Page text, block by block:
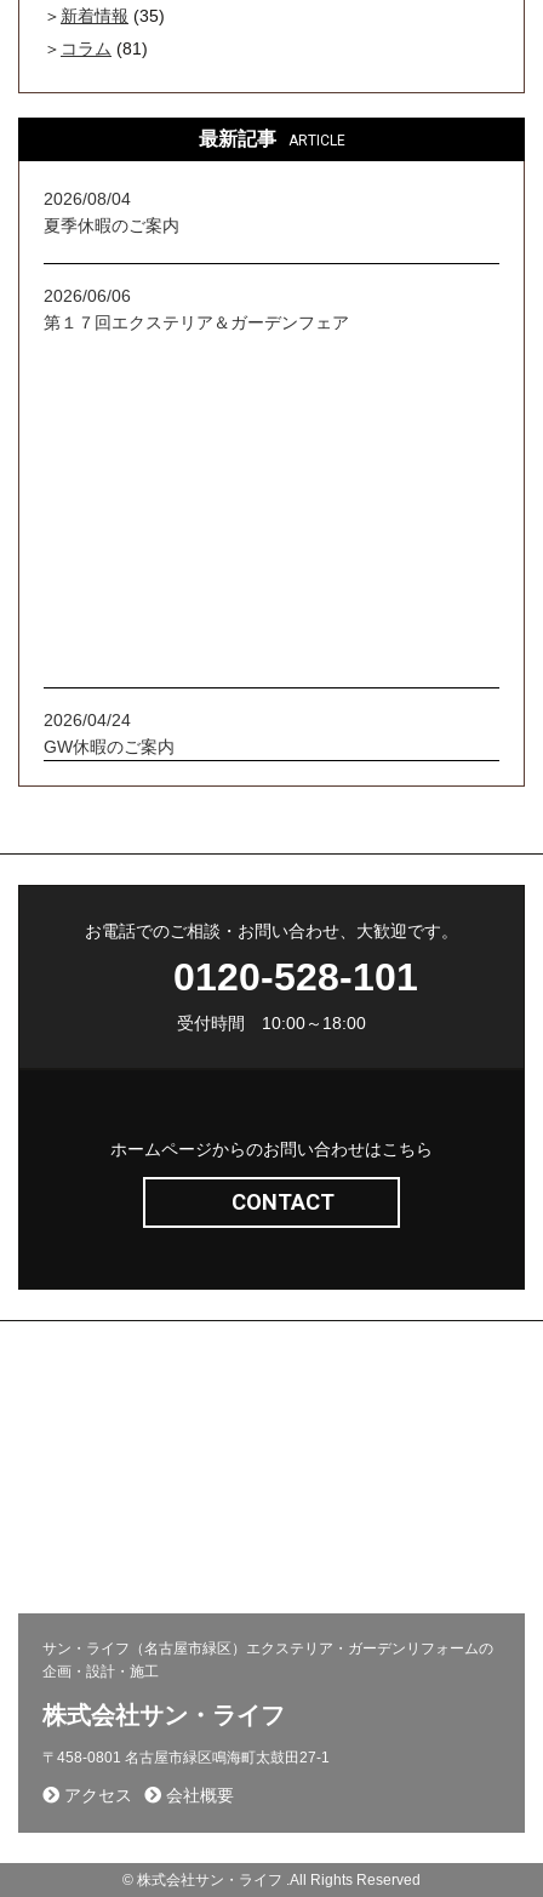
新着情報 (35)
コラム (81)
最新記事 ARTICLE
2026/08/04
夏季休暇のご案内
2026/06/06
第１７回エクステリア＆ガーデンフェア
2026/04/24
GW休暇のご案内
お電話でのご相談・お問い合わせ、大歓迎です。
0120-528-101
受付時間 10:00～18:00
ホームページからのお問い合わせはこちら
CONTACT
サン・ライフ（名古屋市緑区）エクステリア・ガーデンリフォームの
企画・設計・施工
株式会社サン・ライフ
〒458-0801 名古屋市緑区鳴海町太鼓田27-1
アクセス 会社概要
© 株式会社サン・ライフ .All Rights Reserved